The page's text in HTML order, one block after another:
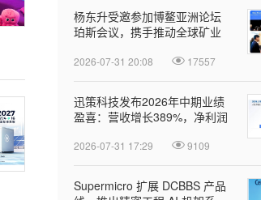
杨东升受邀参加博鳌亚洲论坛
珀斯会议，携手推动全球矿业
2026-07-31 20:08 17557
迅策科技发布2026年中期业绩
盈喜：营收增长389%，净利润
擎
2026-07-31 17:29 9109
Supermicro 扩展 DCBBS 产品